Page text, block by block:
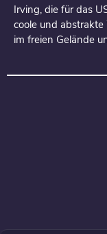
Irving, die für das
coole und
im freien Gelände